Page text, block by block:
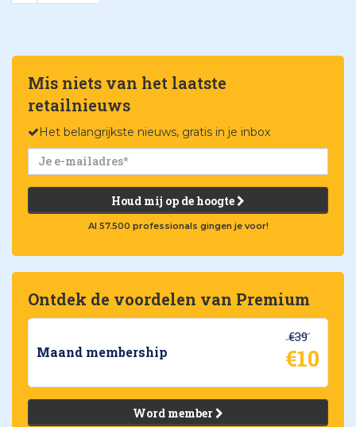
Mis niets van het laatste
retailnieuws
Het belangrijkste nieuws, gratis in je inbox
Houd mij op de hoogte
Al 57.500 professionals gingen je voor!
Ontdek de voordelen van Premium
Maand membership
€39
€10
Word member